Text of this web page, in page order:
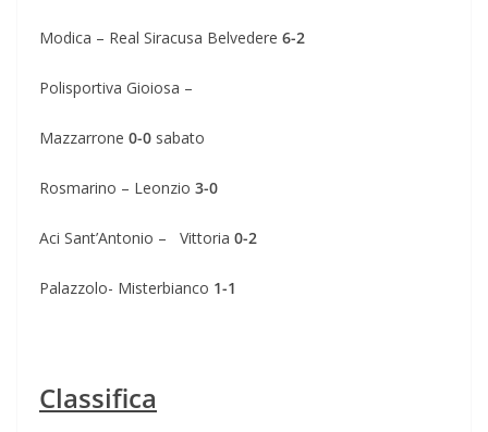
Modica – Real Siracusa Belvedere 6-2
Polisportiva Gioiosa –
Mazzarrone 0-0 sabato
Rosmarino – Leonzio 3-0
Aci Sant’Antonio – Vittoria 0-2
Palazzolo- Misterbianco 1-1
Classifica